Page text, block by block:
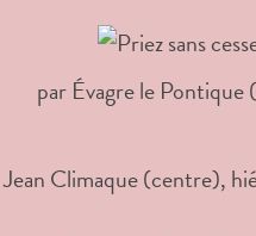
par Évagre le